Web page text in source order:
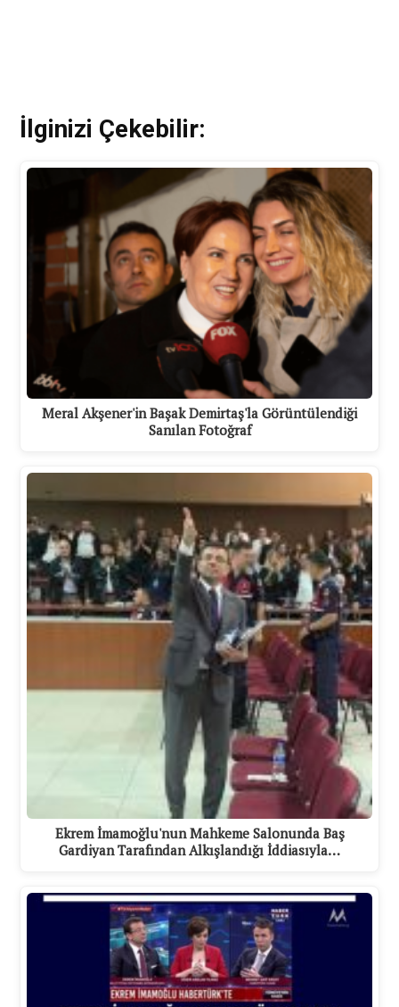
İlginizi Çekebilir:
Meral Akşener'in Başak Demirtaş'la Görüntülendiği
Sanılan Fotoğraf
Ekrem İmamoğlu'nun Mahkeme Salonunda Baş
Gardiyan Tarafından Alkışlandığı İddiasıyla…